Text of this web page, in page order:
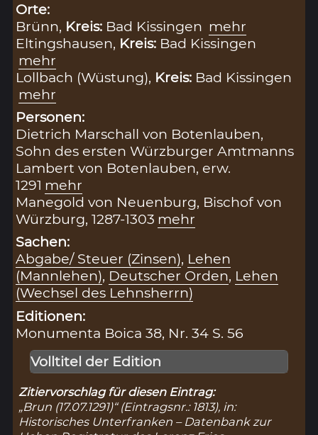
Orte:
Brünn, Kreis: Bad Kissingen mehr
Eltingshausen, Kreis: Bad Kissingen
mehr
Lollbach (Wüstung), Kreis: Bad Kissingen
mehr
Personen:
Dietrich Marschall von Botenlauben,
Sohn des ersten Würzburger Amtmanns
Lambert von Botenlauben, erw.
1291 mehr
Manegold von Neuenburg, Bischof von
Würzburg, 1287-1303 mehr
Sachen:
Abgabe/ Steuer (Zinsen), Lehen
(Mannlehen), Deutscher Orden, Lehen
(Wechsel des Lehnsherrn)
Editionen:
Monumenta Boica 38, Nr. 34 S. 56
Volltitel der Edition
Zitiervorschlag für diesen Eintrag:
„Brun (17.07.1291)“ (Eintragsnr.: 1813), in:
Historisches Unterfranken – Datenbank zur